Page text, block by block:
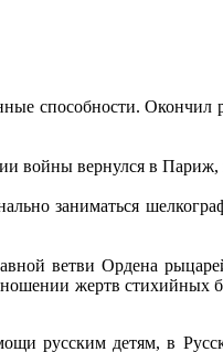
способности.
вернулся в Париж,
заниматься
ветви Ордена
жертв
русским детям, в